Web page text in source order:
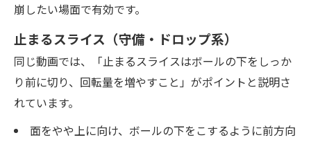
崩したい場面で有効です。
止まるスライス（守備・ドロップ系）
同じ動画では、「止まるスライスはボールの下をしっか
り前に切り、回転量を増やすこと」がポイントと説明さ
れています。
面をやや上に向け、ボールの下をこするように前方向